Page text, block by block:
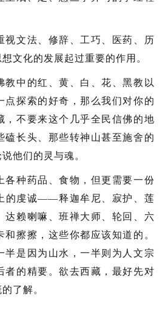
视文法、修辞、工巧、医药、历
文化的发展起过重要的作用。
中的红、黄、白、花、黑教以
点探索的好奇，那么我们对你的
，不要来这个几乎全民信佛的地
磕长头、那些转神山甚至施舍的
他们的灵与魂。
各种药品、食物，但更需要一份
的虔诚——释迦牟尼、寂护、莲
达赖喇嘛、班禅大师、轮回、六
擦擦，这些你都应该知道的。
半是因为山水，一半则为人文宗
者的精要。欲去西藏，最好先对
了解。